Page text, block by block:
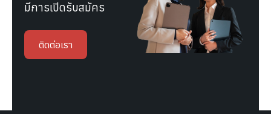
มีการเปิดรับสมัคร
ติดต่อเรา